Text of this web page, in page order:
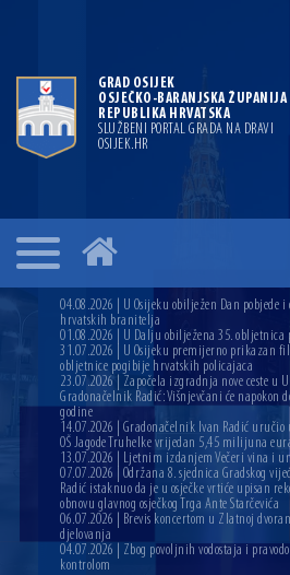
GRAD OSIJEK
OSJEČKO-BARANJSKA ŽUPANIJA
REPUBLIKA HRVATSKA
SLUŽBENI PORTAL GRADA NA DRAVI
OSIJEK.HR
04.08.2026 | U Osijeku obilježen Dan pobjede
hrvatskih branitelja
01.08.2026 | U Dalju obilježena 35.
31.07.2026 | U Osijeku premijerno prikazan
obljetnice pogibije hrvatskih policajaca
23.07.2026 | Započela izgradnja nove ceste u
Gradonačelnik Radić: Višnjevčani će napokon
godine
14.07.2026 | Gradonačelnik Ivan Radić
OŠ Jagode Truhelke vrijedan 5,45 milijuna
13.07.2026 | Ljetnim izdanjem Večeri vina i
07.07.2026 | Održana 8. sjednica Gradskog
Radić istaknuo da je u osječke vrtiće upisan
obnovu glavnog osječkog Trga Ante Starčevića
06.07.2026 | Brevis koncertom u Zlatnoj
djelovanja
04.07.2026 | Zbog povoljnih vodostaja i
kontrolom